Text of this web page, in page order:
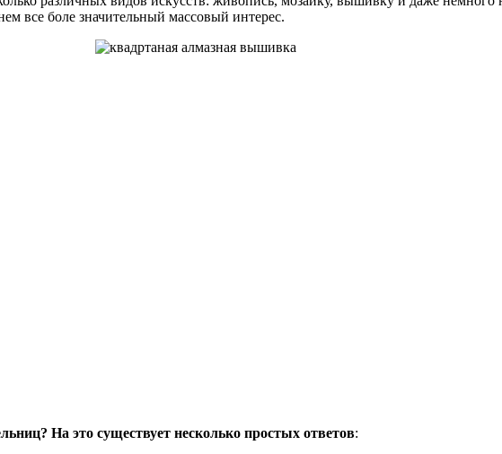
все боле значительный массовый интерес.
На это существует несколько простых ответов: